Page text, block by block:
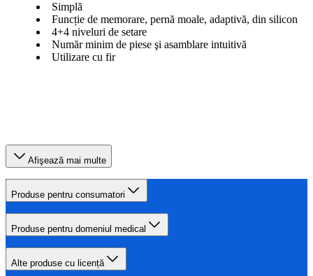
Simplă
Funcție de memorare, pernă moale, adaptivă, din silicon
4+4 niveluri de setare
Număr minim de piese şi asamblare intuitivă
Utilizare cu fir
Afişează mai multe
Produse pentru consumatori
Produse pentru domeniul medical
Alte produse cu licență